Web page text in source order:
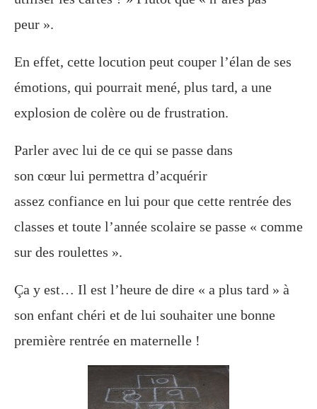
peur ».
En effet, cette locution peut couper l’élan de ses
émotions, qui pourrait mené, plus tard, a une
explosion de colère ou de frustration.
Parler avec lui de ce qui se passe dans
son cœur lui permettra d’acquérir
assez confiance en lui pour que cette rentrée des
classes et toute l’année scolaire se passe « comme
sur des roulettes ».
Ça y est… Il est l’heure de dire « a plus tard » à
son enfant chéri et de lui souhaiter une bonne
première rentrée en maternelle !